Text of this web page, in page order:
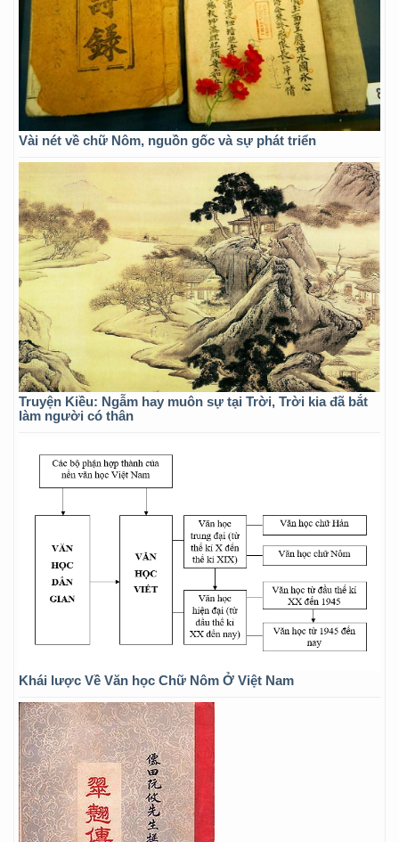
Vài nét về chữ Nôm, nguồn gốc và sự phát triển
Truyện Kiều: Ngẫm hay muôn sự tại Trời, Trời kia đã bắt
làm người có thân
Khái lược Về Văn học Chữ Nôm Ở Việt Nam